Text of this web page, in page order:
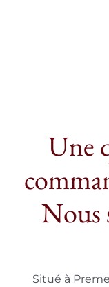
Une
Nous
Situé à